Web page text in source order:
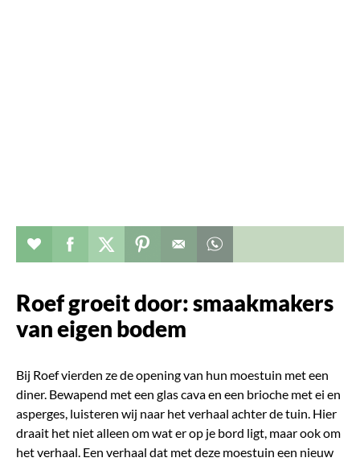
Verhaal toevoegen aan favorieten
Deel dit op facebook
Deel dit op twitter
Deel dit op pinterest
Roef groeit door: smaakmakers
van eigen bodem
Bij Roef vierden ze de opening van hun moestuin met een
diner. Bewapend met een glas cava en een brioche met ei en
asperges, luisteren wij naar het verhaal achter de tuin. Hier
draait het niet alleen om wat er op je bord ligt, maar ook om
het verhaal. Een verhaal dat met deze moestuin een nieuw